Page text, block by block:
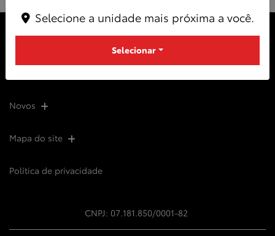
Novos
Mapa do site
Política de privacidade
CNPJ: 07.181.850/0001-82
Selecione a unidade mais próxima a você.
Selecionar